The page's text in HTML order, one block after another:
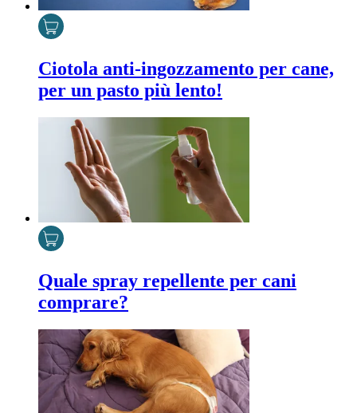
Ciotola anti-ingozzamento per cane,
per un pasto più lento!
Quale spray repellente per cani
comprare?